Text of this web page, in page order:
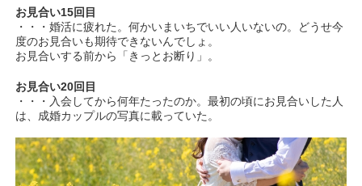
お見合い15回目
・・・婚活に疲れた。何かいまいちでいい人いないの。どうせ今
度のお見合いも期待できないんでしょ。
お見合いする前から「きっとお断り」。
お見合い20回目
・・・入会してから何年たったのか。最初の頃にお見合いした人
は、成婚カップルの写真に載っていた。